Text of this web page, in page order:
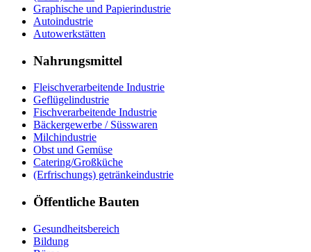
Graphische und Papierindustrie
Autoindustrie
Autowerkstätten
Nahrungsmittel
Fleischverarbeitende Industrie
Geflügelindustrie
Fischverarbeitende Industrie
Bäckergewerbe / Süsswaren
Milchindustrie
Obst und Gemüse
Catering/Großküche
(Erfrischungs) getränkeindustrie
Öffentliche Bauten
Gesundheitsbereich
Bildung